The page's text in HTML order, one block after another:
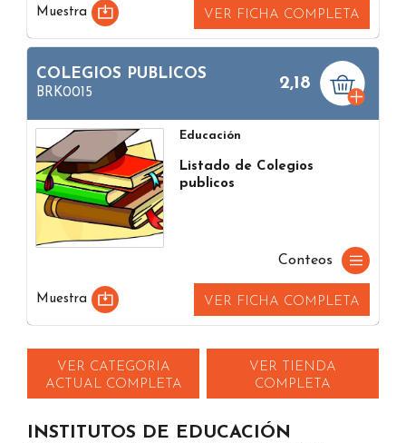
Muestra VER FICHA COMPLETA
COLEGIOS PUBLICOS
BRK0015
2,18
Educación
Listado de Colegios
publicos
Conteos
Muestra VER FICHA COMPLETA
VER CATEGORIA
ACTUAL COMPLETA
VER TIENDA
COMPLETA
INSTITUTOS DE EDUCACIÓN